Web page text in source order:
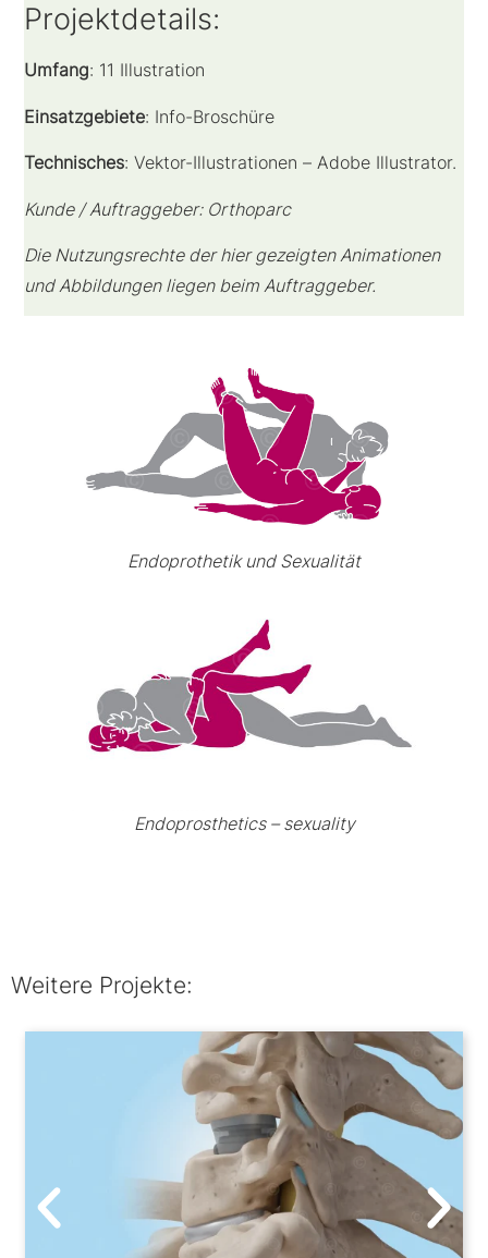
Projektdetails:
Umfang: 11 Illustration
Einsatzgebiete: Info-Broschüre
Technisches: Vektor-Illustrationen – Adobe Illustrator.
Kunde / Auftraggeber: Orthoparc
Die Nutzungsrechte der hier gezeigten Animationen
und Abbildungen liegen beim Auftraggeber.
Endoprothetik und Sexualität
Endoprosthetics – sexuality
Weitere Projekte: